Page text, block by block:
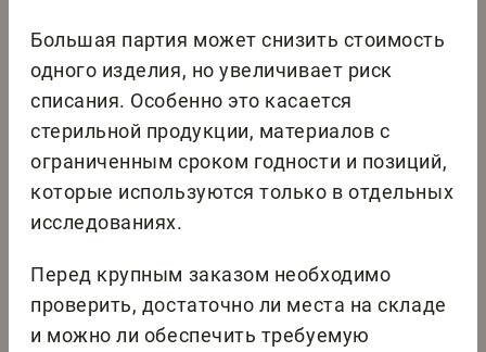
Большая партия может снизить стоимость
одного изделия, но увеличивает риск
списания. Особенно это касается
стерильной продукции, материалов с
ограниченным сроком годности и позиций,
которые используются только в отдельных
исследованиях.
Перед крупным заказом необходимо
проверить, достаточно ли места на складе
и можно ли обеспечить требуемую